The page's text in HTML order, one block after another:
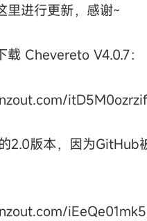
里进行更新，感谢~
载 Chevereto V4.0.7：
itD5M0ozrzif
2.0版本，因为GitHub